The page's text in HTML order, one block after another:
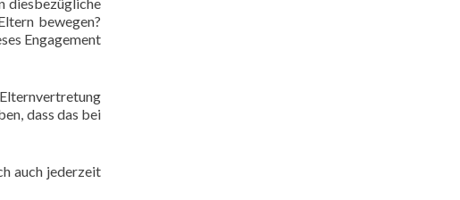
bewegen?
Engagement
dass das bei
auch jederzeit